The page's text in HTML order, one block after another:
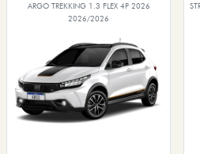
ARGO TREKKING 1.3 FLEX 4P 2026
2026/2026